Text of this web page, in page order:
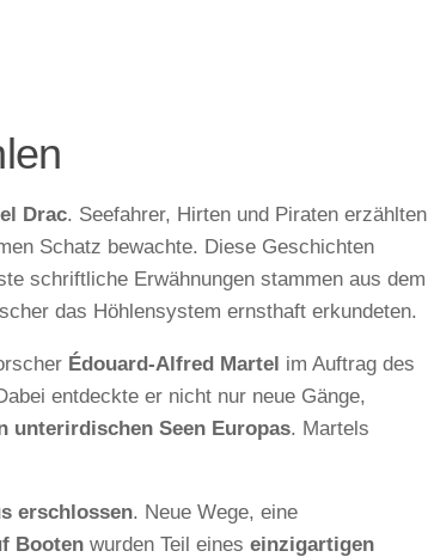
Drac. Seefahrer, Hirten und Piraten erzählten
Schatz bewachte. Diese Geschichten
schriftliche Erwähnungen stammen aus dem
das Höhlensystem ernsthaft erkundeten.
Édouard-Alfred Martel im Auftrag des
entdeckte er nicht nur neue Gänge,
unterirdischen Seen Europas. Martels
erschlossen. Neue Wege, eine
Booten wurden Teil eines einzigartigen